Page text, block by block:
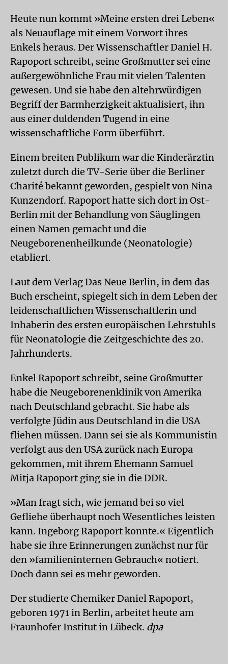
Heute nun kommt »Meine ersten drei Leben«
als Neuauflage mit einem Vorwort ihres
Enkels heraus. Der Wissenschaftler Daniel H.
Rapoport schreibt, seine Großmutter sei eine
außergewöhnliche Frau mit vielen Talenten
gewesen. Und sie habe den altehrwürdigen
Begriff der Barmherzigkeit aktualisiert, ihn
aus einer duldenden Tugend in eine
wissenschaftliche Form überführt.
Einem breiten Publikum war die Kinderärztin
zuletzt durch die TV-Serie über die Berliner
Charité bekannt geworden, gespielt von Nina
Kunzendorf. Rapoport hatte sich dort in Ost-
Berlin mit der Behandlung von Säuglingen
einen Namen gemacht und die
Neugeborenenheilkunde (Neonatologie)
etabliert.
Laut dem Verlag Das Neue Berlin, in dem das
Buch erscheint, spiegelt sich in dem Leben der
leidenschaftlichen Wissenschaftlerin und
Inhaberin des ersten europäischen Lehrstuhls
für Neonatologie die Zeitgeschichte des 20.
Jahrhunderts.
Enkel Rapoport schreibt, seine Großmutter
habe die Neugeborenenklinik von Amerika
nach Deutschland gebracht. Sie habe als
verfolgte Jüdin aus Deutschland in die USA
fliehen müssen. Dann sei sie als Kommunistin
verfolgt aus den USA zurück nach Europa
gekommen, mit ihrem Ehemann Samuel
Mitja Rapoport ging sie in die DDR.
»Man fragt sich, wie jemand bei so viel
Gefliehe überhaupt noch Wesentliches leisten
kann. Ingeborg Rapoport konnte.« Eigentlich
habe sie ihre Erinnerungen zunächst nur für
den »familieninternen Gebrauch« notiert.
Doch dann sei es mehr geworden.
Der studierte Chemiker Daniel Rapoport,
geboren 1971 in Berlin, arbeitet heute am
Fraunhofer Institut in Lübeck. dpa